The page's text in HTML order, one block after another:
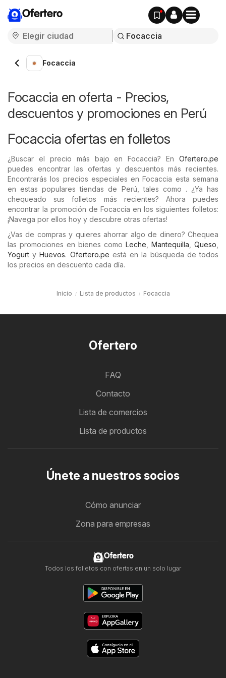
Ofertero
Focaccia
Focaccia en oferta - Precios,
descuentos y promociones en Perú
Focaccia ofertas en folletos
¿Buscar el precio más bajo en Focaccia? En Ofertero.pe
puedes encontrar las ofertas y descuentos más recientes.
Encontrarás los precios especiales en Focaccia esta semana
en estas populares tiendas de Perú, tales como . ¿Ya has
chequeado sus folletos más recientes? Ahora puedes
encontrar la promoción de Focaccia en los siguientes folletos:
¡Navega por ellos hoy y descubre otras ofertas!
¿Vas de compras y quieres ahorrar algo de dinero? Chequea
las promociones en bienes como Leche Mantequilla Queso
Yogurt yHuevos. Ofertero.pe está en la búsqueda de todos
los precios en descuento cada día.
Inicio Lista de productos Focaccia
Ofertero
FAQ
Contacto
Lista de comercios
Lista de productos
Únete a nuestros socios
Cómo anunciar
Zona para empresas
Ofertero
Todos los folletos con ofertas en un solo lugar